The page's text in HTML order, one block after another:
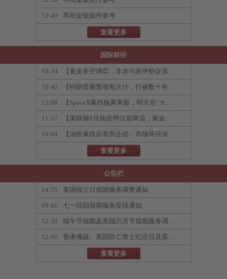
10:49 早间金银操作参考
查看更多
国际财经
10:34 【黄金多空博弈，非农与美伊协议落...
16:42 【特朗普频繁致电沃什，打破数十年...
15:08 【SpaceX暴跌拖累美股，明天迎“大...
11:37 【美联储9月加息押注急降温，黄金...
16:04 【油价暴跌后有所企稳，市场等待谈...
查看更多
公告栏
14:55 美国独立日假期服务调整通知
09:41 七一回归假期服务安排通知
12:39 端午节假期及美国六月节假期服务调...
12:00 香港佛诞、美国阵亡将士纪念日及英...
查看更多